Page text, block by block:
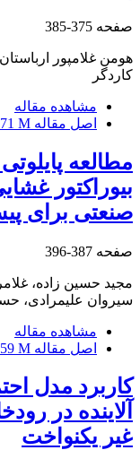
صفحه 375-385
هومن غلامپور
کاردگر
مشاهده مقاله
اصل مقاله M
مطالعه
بیوراکتور
صنعتی برای
صفحه 387-396
مجید حسین زاده،
سیروان علیمرادی،
مشاهده مقاله
اصل مقاله M
کاربرد مدل
آلاینده در
غیر یکنواخت